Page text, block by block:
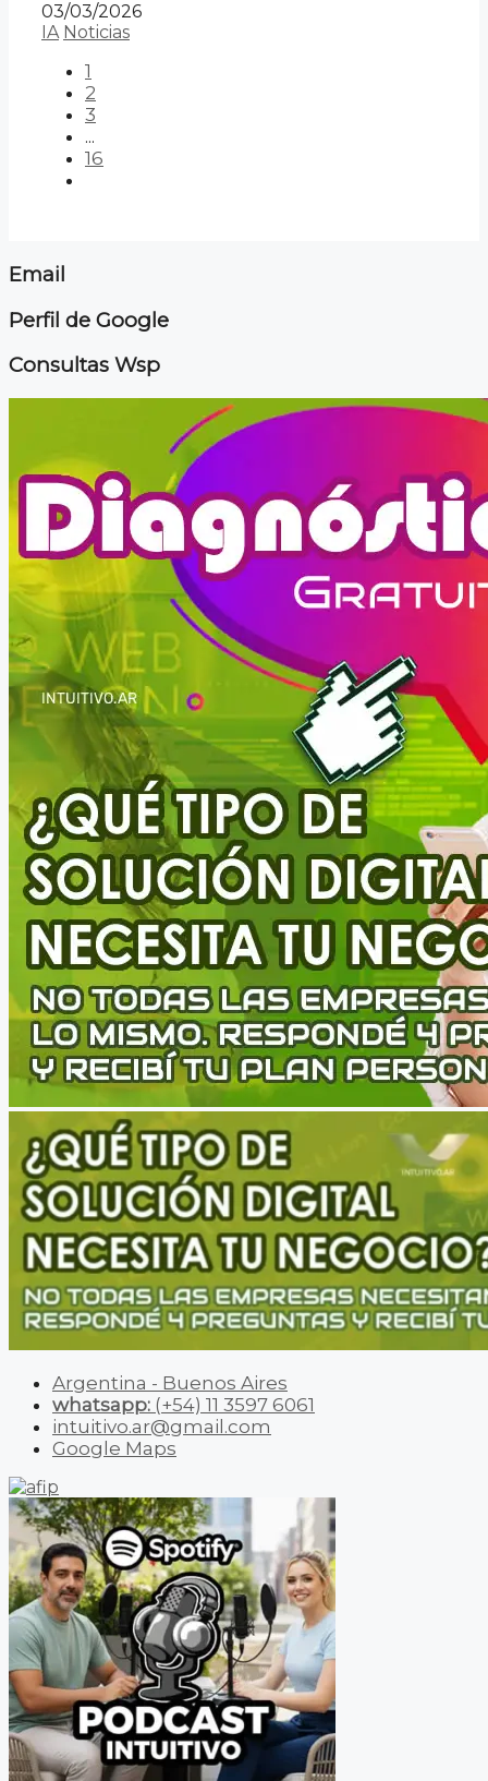
03/03/2026
IA Noticias
1
2
3
...
16
Email
Perfil de Google
Consultas Wsp
Argentina - Buenos Aires
whatsapp: (+54) 11 3597 6061
intuitivo.ar@gmail.com
Google Maps